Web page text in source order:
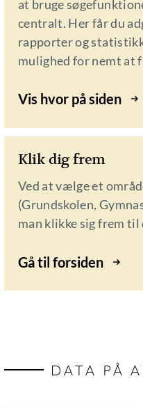
at bruge
centralt. Her får du
rapporter og
mulighed for nemt at
Vis hvor på siden
Klik dig frem
Ved at vælge et
(Grundskolen,
man klikke sig frem
Gå til forsiden
DATA PÅ